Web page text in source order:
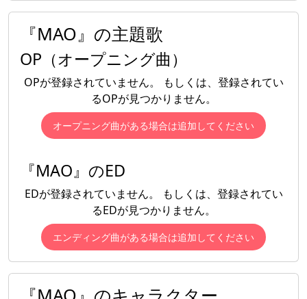
『MAO』の主題歌
OP（オープニング曲）
OPが登録されていません。 もしくは、登録されてい
るOPが見つかりません。
オープニング曲がある場合は追加してください
『MAO』のED
EDが登録されていません。 もしくは、登録されてい
るEDが見つかりません。
エンディング曲がある場合は追加してください